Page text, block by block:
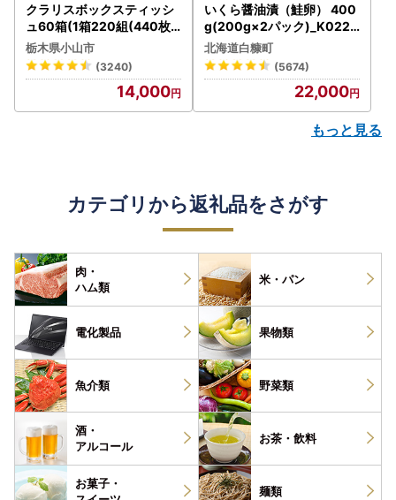
クラリスボックスティッシ
ュ60箱(1箱220組(440枚))
(5個入り×12セット)【配送
不可地域：離島・沖縄県】
【1256759】
栃木県小山市
(3240)
14,000
いくら醤油漬（鮭卵） 400
g(200g×2パック)_K022-
1676
北海道白糠町
(5674)
22,000
もっと見る
カテゴリから返礼品をさがす
肉・
ハム類
米・パン
電化製品 果物類
魚介類 野菜類
酒・
アルコール
お茶・ 飲料
お菓子・
麺類